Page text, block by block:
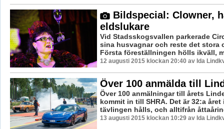
Bildspecial: Clowner,
eldslukare
Vid Stadsskogsvallen parkerade
sina husvagnar och reste det stora
Första föreställningen hölls ikväll,
12 augusti 2015 klockan 20:40 av Ida
Över 100 anmälda till
Över 100 anmälningar till årets
kommit in till SHRA. Det är 32:a året
tävlingen hålls, och alltifrån
13 augusti 2015 klockan 10:29 av Ida